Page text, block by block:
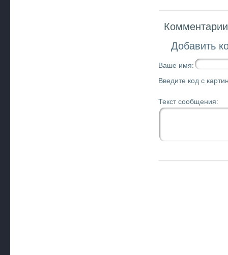
Добавить
Ваше имя:
Введите код с
Текст сообщения: